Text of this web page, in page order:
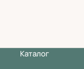
Каталог